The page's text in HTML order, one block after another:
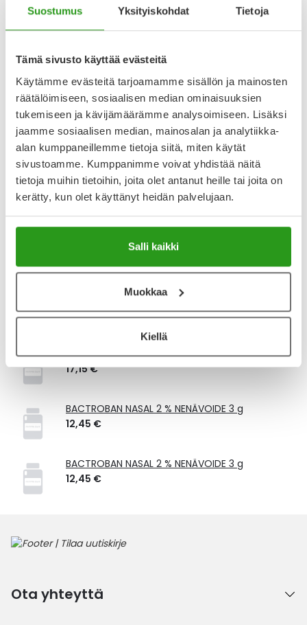
Suostumus Yksityiskohdat Tietoja
Tämä sivusto käyttää evästeitä
Käytämme evästeitä tarjoamamme sisällön ja mainosten
räätälöimiseen, sosiaalisen median ominaisuuksien
tukemiseen ja kävijämäärämme analysoimiseen. Lisäksi
jaamme sosiaalisen median, mainosalan ja analytiikka-
alan kumppaneillemme tietoja siitä, miten käytät
sivustoamme. Kumppanimme voivat yhdistää näitä
tietoja muihin tietoihin, joita olet antanut heille tai joita on
kerätty, kun olet käyttänyt heidän palvelujaan.
Salli kaikki
Muokkaa
Kiellä
Katso kaikki BACTROBAN NASAL PARANOVA-tuotteet
YA-muistuttaja
Muistuttajan avulla pidät huolen, että tilaat tarvitsemasi
tuotteet ajoissa, eivätkä ne lopu kesken.
Lisää tuote muistuttajaan
Lue lisää muistuttajasta
toimitusmaksu 2,46 € lisätään tuotteen hintaan.
Laske korvauksen suuruus
Vastaavat tuotteet
BACTROBAN NASAL 2 % NENÄVOIDE 3 g
17,15 €
BACTROBAN NASAL 2 % NENÄVOIDE 3 g
12,45 €
BACTROBAN NASAL 2 % NENÄVOIDE 3 g
12,45 €
Ota yhteyttä